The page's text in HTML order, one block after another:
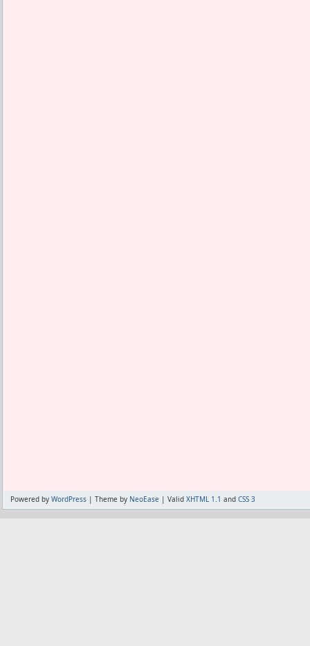
Powered by WordPress | Theme by NeoEase | Valid XHTML 1.1 and CSS 3